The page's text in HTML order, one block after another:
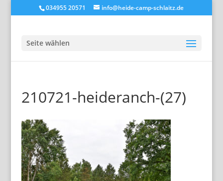
034955 20571 info@heide-camp-schlaitz.de
Seite wählen
210721-heideranch-(27)